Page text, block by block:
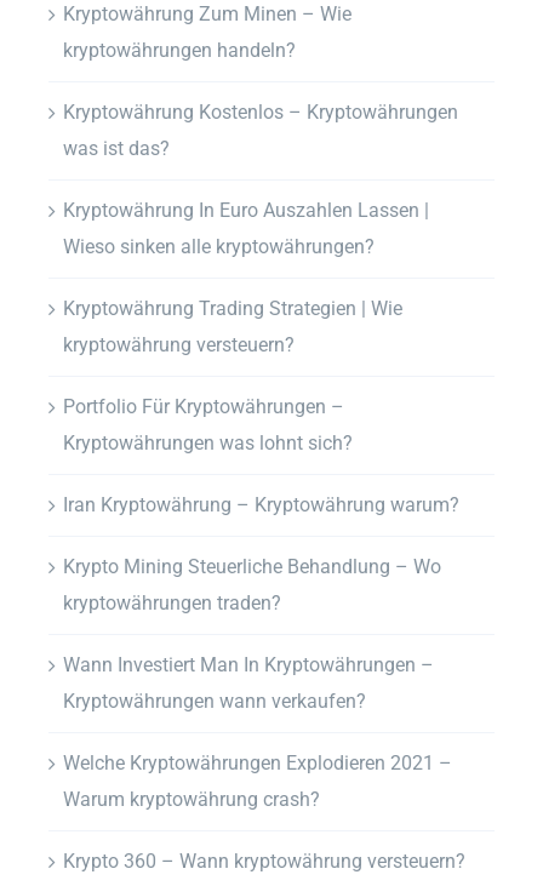
Kryptowährung Zum Minen – Wie
kryptowährungen handeln?
Kryptowährung Kostenlos – Kryptowährungen
was ist das?
Kryptowährung In Euro Auszahlen Lassen |
Wieso sinken alle kryptowährungen?
Kryptowährung Trading Strategien | Wie
kryptowährung versteuern?
Portfolio Für Kryptowährungen –
Kryptowährungen was lohnt sich?
Iran Kryptowährung – Kryptowährung warum?
Krypto Mining Steuerliche Behandlung – Wo
kryptowährungen traden?
Wann Investiert Man In Kryptowährungen –
Kryptowährungen wann verkaufen?
Welche Kryptowährungen Explodieren 2021 –
Warum kryptowährung crash?
Krypto 360 – Wann kryptowährung versteuern?